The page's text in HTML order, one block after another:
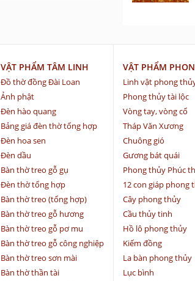
VẬT PHẨM TÂM LINH
Đồ thờ đồng Đài Loan
Ảnh phật
Đèn hào quang
Bảng giá đèn thờ tổng hợp
Đèn hoa sen
Đèn dầu
Bàn thờ treo gỗ gụ
Đèn thờ tổng hợp
Bàn thờ treo (tổng hợp)
Bàn thờ treo gỗ hương
Bàn thờ treo gỗ pơ mu
Bàn thờ treo gỗ công nghiệp
Bàn thờ treo sơn mài
Bàn thờ thần tài
VẬT PHẨM
Linh vật phong
Phong thủy tài lộc
Vòng tay, vòng cổ
Tháp Văn Xương
Chuông gió
Gương bát quái
Phong thủy Phúc
12 con giáp phong
Cây phong thủy
Cầu thủy tinh
Hồ lô phong thủy
Kiếm đồng
La bàn phong thủy
Lục bình